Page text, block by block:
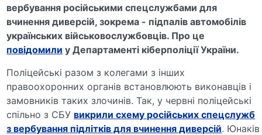
вербування російськими спецслужбами для
вчинення диверсій, зокрема - підпалів автомобілів
українських військовослужбовців. Про це
повідомили у Департаменті кіберполіції України.
Поліцейські разом з колегами з інших
правоохоронних органів встановлюють виконавців і
замовників таких злочинів. Так, у червні поліцейські
спільно з СБУ викрили схему російських спецслужб
з вербування підлітків для вчинення диверсій. Юнаків